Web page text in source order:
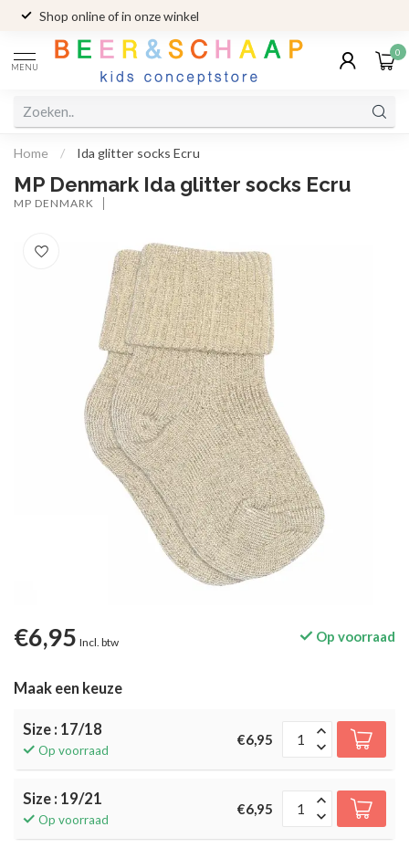
Shop online of in onze winkel
MENU
0
Home / Ida glitter socks Ecru
MP Denmark Ida glitter socks Ecru
MP DENMARK
€6,95 Incl. btw Op voorraad
Maak een keuze
Size : 17/18
Op voorraad
€6,95
Size : 19/21
Op voorraad
€6,95